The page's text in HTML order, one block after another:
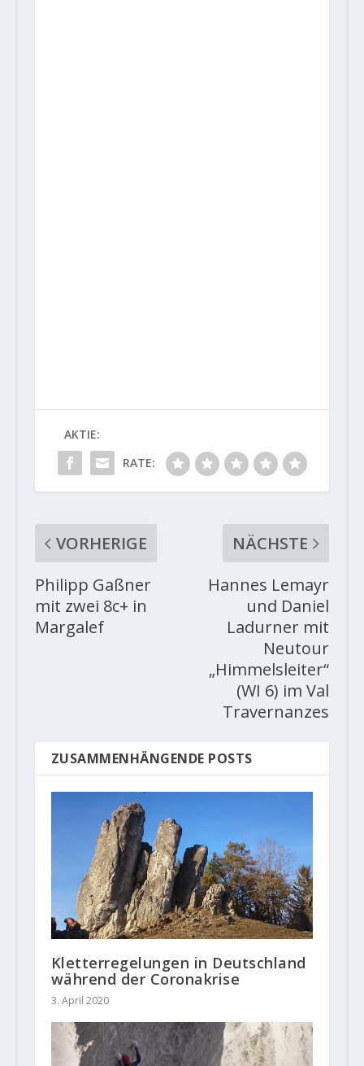
AKTIE:
RATE:
VORHERIGE
Philipp Gaßner
mit zwei 8c+ in
Margalef
NÄCHSTE
Hannes Lemayr
und Daniel
Ladurner mit
Neutour
„Himmelsleiter“
(WI 6) im Val
Travernanzes
ZUSAMMENHÄNGENDE POSTS
Kletterregelungen in Deutschland
während der Coronakrise
3. April 2020